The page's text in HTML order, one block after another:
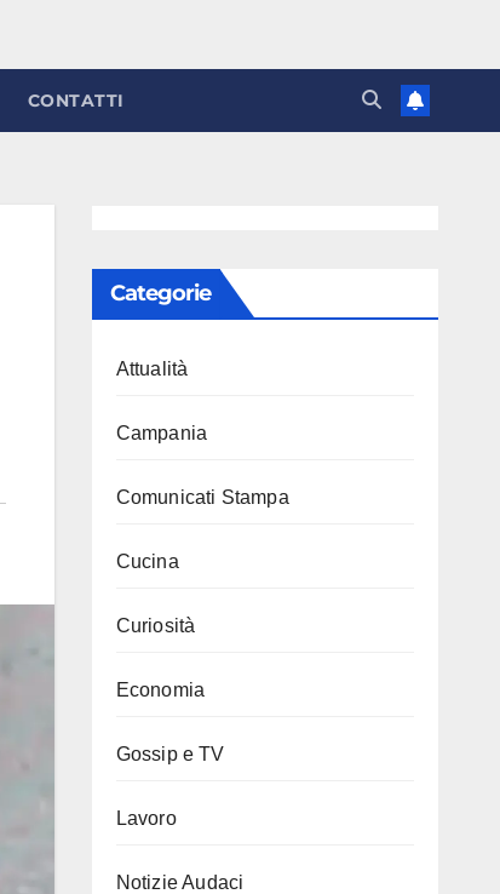
CONTATTI
Categorie
Attualità
Campania
Comunicati Stampa
Cucina
Curiosità
Economia
Gossip e TV
Lavoro
Notizie Audaci